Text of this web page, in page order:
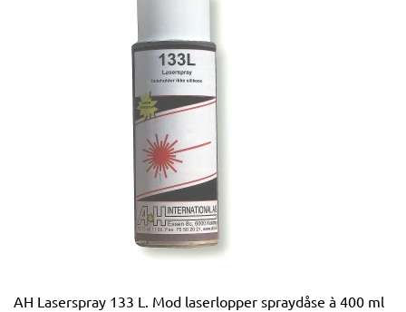
AH Laserspray 133 L. Mod laserlopper spraydåse à 400 ml